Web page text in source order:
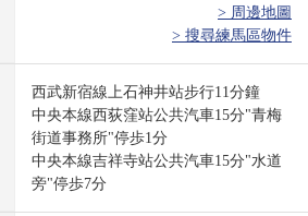
> 周邊地圖
> 搜尋練馬區物件
西武新宿線上石神井站步行11分鐘
中央本線西荻窪站公共汽車15分"青梅
街道事務所"停歩1分
中央本線吉祥寺站公共汽車15分"水道
旁"停歩7分